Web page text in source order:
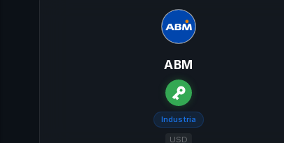
ABM
Industria
USD